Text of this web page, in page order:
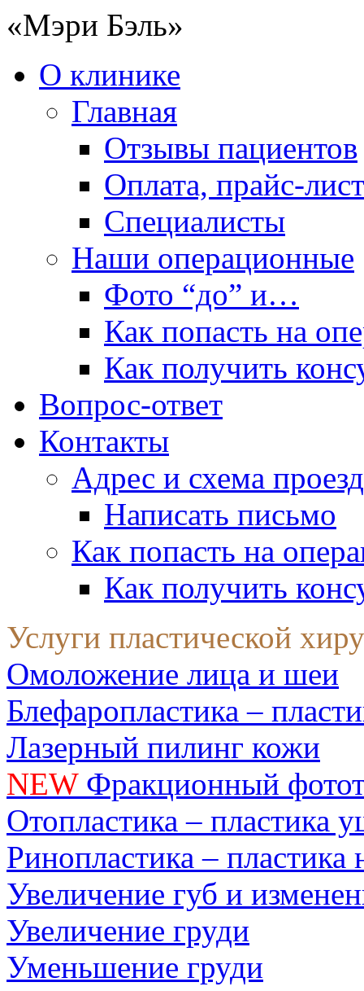
«Мэри Бэль»
О клинике
Главная
Отзывы пациентов
Оплата, прайс-лист
Специалисты
Наши операционные
Фото “до” и…
Как попасть на
Как получить
Вопрос-ответ
Контакты
Адрес и схема
Написать письмо
Как попасть на
Как получить
Услуги пластической
Омоложение лица и шеи
Блефаропластика –
Лазерный пилинг кожи
NEWФракционный
Отопластика – пластика
Ринопластика – пластика
Увеличение губ и
Увеличение груди
Уменьшение груди